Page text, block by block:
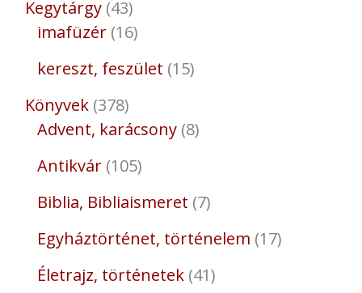
Kegytárgy 43
imafüzér 16
kereszt, feszület 15
Könyvek 378
Advent, karácsony 8
Antikvár 105
Biblia, Bibliaismeret 7
Egyháztörténet, történelem 17
Életrajz, történetek 41